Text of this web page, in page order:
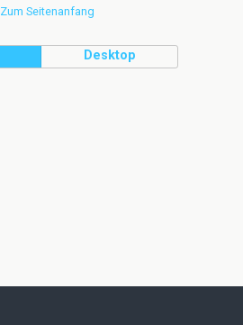
Zum Seitenanfang
Desktop